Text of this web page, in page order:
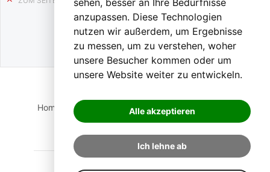
sehen, besser an Ihre Bedürfnisse
anzupassen. Diese Technologien
nutzen wir außerdem, um Ergebnisse
zu messen, um zu verstehen, woher
unsere Besucher kommen oder um
unsere Website weiter zu entwickeln.
Alle akzeptieren
Ich lehne ab
Auf BLO24.at werben?
+43 (0)664 2226600
Home Suche Login Impressum
Datenschutz